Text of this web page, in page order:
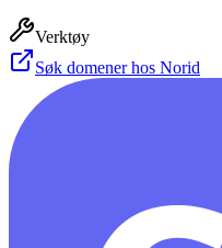
Verktøy
Søk domener hos Norid